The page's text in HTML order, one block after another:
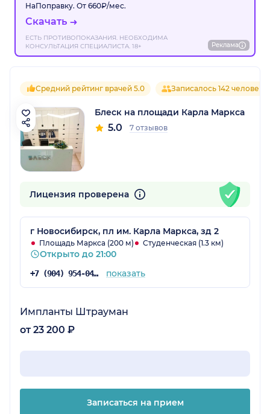
НаПоправку. От 660₽/мес.
Скачать
ЕСТЬ ПРОТИВОПОКАЗАНИЯ. НЕОБХОДИМА
КОНСУЛЬТАЦИЯ СПЕЦИАЛИСТА. 18+
Реклама
Средний рейтинг врачей 5.0 Записалось 142 человека
Блеск на площади Карла Маркса
5.0 7 отзывов
Лицензия проверена
г Новосибирск, пл им. Карла Маркса, зд 2
Площадь Маркса (200 м) Студенческая (1.3 км)
Открыто до 21:00
+7 (904) 954-04-91 показать
Импланты Штрауман
от 23 200 ₽
Записаться на прием